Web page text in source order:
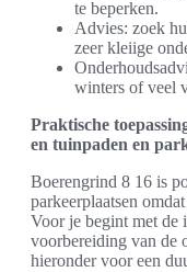
te beperken.
Advies: zoek
zeer kleiige
winters of veel
Praktische
en tuinpaden en
Boerengrind 8 16 is
parkeerplaatsen
Voor je begint met de
voorbereiding van de
hieronder voor een